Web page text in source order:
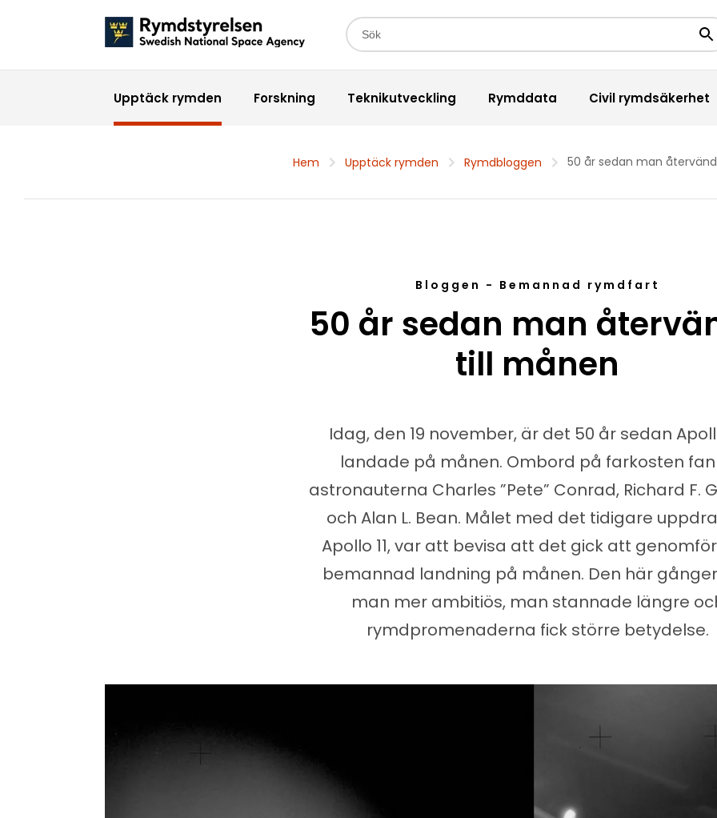
Sökfält
Upptäck rymden Forskning Teknikutveckling Rymddata Civil rymdsäkerhet
Hem Upptäck rymden Rymdbloggen 50 år sedan man
Bloggen - Bemannad rymdfart
50 år sedan man
till månen
Idag, den 19 november, är det 50 år sedan
landade på månen. Ombord på farkosten
astronauterna Charles ”Pete” Conrad, Richard F.
och Alan L. Bean. Målet med det tidigare
Apollo 11, var att bevisa att det gick att
bemannad landning på månen. Den här
man mer ambitiös, man stannade längre
rymdpromenaderna fick större betydelse.